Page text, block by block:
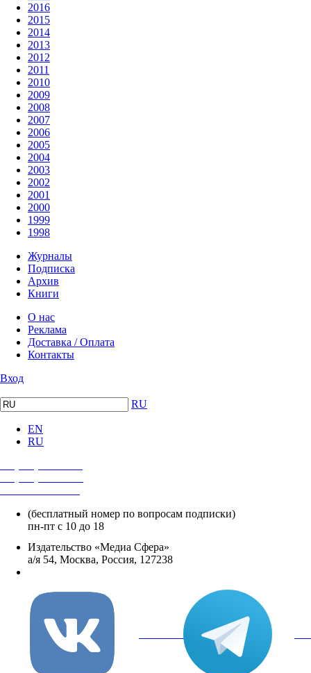
2016
2015
2014
2013
2012
2011
2010
2009
2008
2007
2006
2005
2004
2003
2002
2001
2000
1999
1998
Журналы
Подписка
Архив
Книги
О нас
Реклама
Доставка / Оплата
Контакты
Вход
RU
EN
RU
(бесплатный номер по вопросам подписки)
пн-пт с 10 до 18
Издательство «Медиа Сфера»
а/я 54, Москва, Россия, 127238
вКонтакте